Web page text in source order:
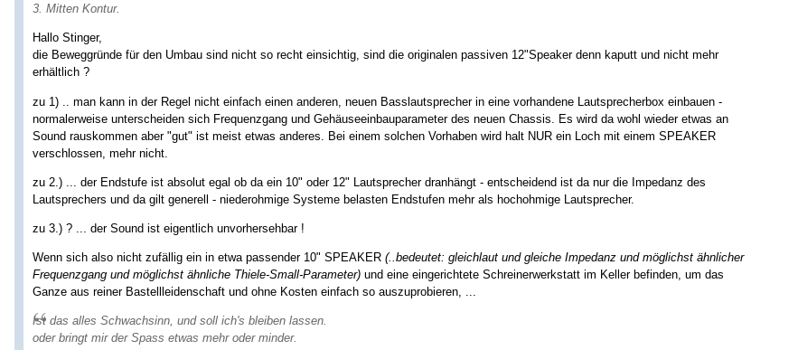
3. Mitten Kontur.
Hallo Stinger,
die Beweggründe für den Umbau sind nicht so recht einsichtig, sind die originalen passiven 12"Speaker denn kaputt und nicht mehr
erhältlich ?
zu 1) .. man kann in der Regel nicht einfach einen anderen, neuen Basslautsprecher in eine vorhandene Lautsprecherbox einbauen -
normalerweise unterscheiden sich Frequenzgang und Gehäuseeinbauparameter des neuen Chassis. Es wird da wohl wieder etwas an
Sound rauskommen aber "gut" ist meist etwas anderes. Bei einem solchen Vorhaben wird halt NUR ein Loch mit einem SPEAKER
verschlossen, mehr nicht.
zu 2.) ... der Endstufe ist absolut egal ob da ein 10" oder 12" Lautsprecher dranhängt - entscheidend ist da nur die Impedanz des
Lautsprechers und da gilt generell - niederohmige Systeme belasten Endstufen mehr als hochohmige Lautsprecher.
zu 3.) ? ... der Sound ist eigentlich unvorhersehbar !
Wenn sich also nicht zufällig ein in etwa passender 10" SPEAKER (..bedeutet: gleichlaut und gleiche Impedanz und möglichst ähnlicher
Frequenzgang und möglichst ähnliche Thiele-Small-Parameter) und eine eingerichtete Schreinerwerkstatt im Keller befinden, um das
Ganze aus reiner Bastellleidenschaft und ohne Kosten einfach so auszuprobieren, ...
Ist das alles Schwachsinn, und soll ich's bleiben lassen.
oder bringt mir der Spass etwas mehr oder minder.